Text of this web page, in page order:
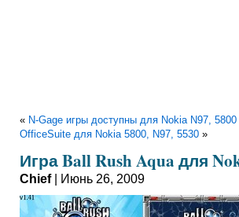
« N-Gage игры доступны для Nokia N97,
OfficeSuite для Nokia 5800, N97, 5530 »
Игра Ball Rush Aqua для
Chief| Июнь 26, 2009